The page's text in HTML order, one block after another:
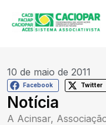
10 de maio de 2011
Facebook Twitter
Notícia
A Acinsar,